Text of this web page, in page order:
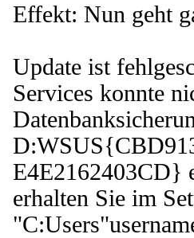
Effekt: Nun geht
Update ist
Services konnte
E4E2162403CD}
erhalten Sie im